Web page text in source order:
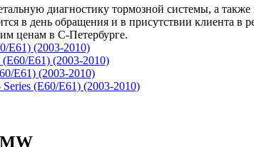
диагностику тормозной системы, а
в день обращения и в присутствии клиента
ценам в С-Петербурге.
E61) (2003-2010)
E61) (2003-2010)
E61) (2003-2010)
(E60/E61) (2003-2010)